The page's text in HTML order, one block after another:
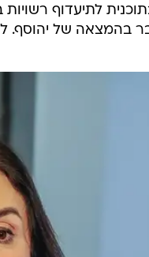
לתיעדוף
בהמצאה של יהוסף.